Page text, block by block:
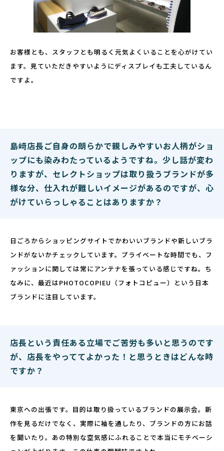
お客様とも、スタッフとも明るく元気よくいることを心がけてい
ます。見ていただきやすいようにディスプレイも工夫しているん
ですよ。
島﨑店長ご自身の朗らかで親しみやすいお人柄がショ
ップにも染みわたっているようですね。少し話が変わ
りますが、セレクトショップは取り扱うブランドが多
様な分、仕入れが難しいイメージがあるのですが、心
がけていらっしゃることはありますか？
日ごろからショッピングサイトでかわいいブランドや新しいブラ
ンドがないかチェックしています。プライベートな時間でも、フ
ァッションに関しては常にアンテナを張っている感じですね。ち
なみに、最近はPHOTOCOPIEU（フォトコピュー）という日本
ブランドに注目しています。
店長という責任ある立場でご苦労も多いと思うのです
が、店長をやっててよかった！と思うときはどんな時
ですか？
東京への出張です。目的は取り扱っているブランドの展示会。新
作を見るだけでなく、実際に袖を通したり、ブランドの方にお話
を聞いたり。あの特別な空気感にふれることで本当にモチベーシ